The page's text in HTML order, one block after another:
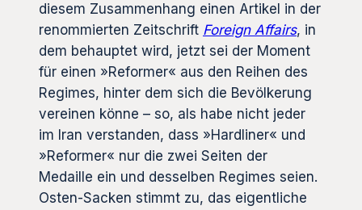
diesem Zusammenhang einen Artikel in der
renommierten Zeitschrift Foreign Affairs, in
dem behauptet wird, jetzt sei der Moment
für einen »Reformer« aus den Reihen des
Regimes, hinter dem sich die Bevölkerung
vereinen könne – so, als habe nicht jeder
im Iran verstanden, dass »Hardliner« und
»Reformer« nur die zwei Seiten der
Medaille ein und desselben Regimes seien.
Osten-Sacken stimmt zu, das eigentliche